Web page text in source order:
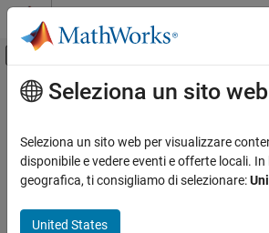
Vai al contenuto
Attiva/disattiva menu di
Pagina iniziale della documentazione
Contenuto principale
Seleziona un sito web
Seleziona un sito web per visualizzare
disponibile e vedere eventi e offerte locali.
geografica, ti consigliamo di selezionare:
United States